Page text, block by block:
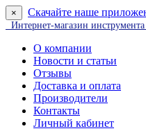
× Скачайте наше
Интернет-магазин
О компании
Новости и статьи
Отзывы
Доставка и оплата
Производители
Контакты
Личный кабинет